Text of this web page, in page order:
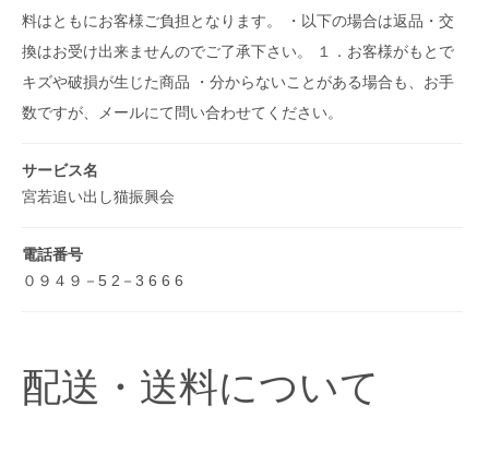
料はともにお客様ご負担となります。 ・以下の場合は返品・交
換はお受け出来ませんのでご了承下さい。 １．お客様がもとで
キズや破損が生じた商品 ・分からないことがある場合も、お手
数ですが、メールにて問い合わせてください。
サービス名
宮若追い出し猫振興会
電話番号
０９４９－5 2－3 6 6 6
配送・送料について